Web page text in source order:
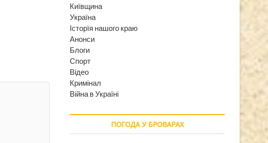
Київщина
Україна
Історїя нашого краю
Анонси
Блоги
Спорт
Відео
Кримінал
Війна в Україні
ПОГОДА У БРОВАРАХ